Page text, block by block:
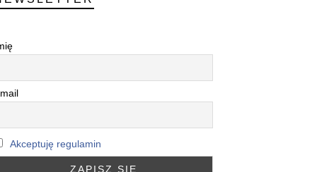
Akceptuję regulamin